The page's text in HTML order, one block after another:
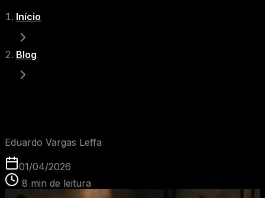
Início
Blog
Eduardo Vargas Leffa
01/04/2026
8 min de leitura